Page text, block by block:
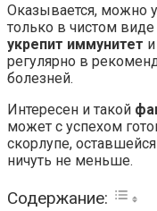
Оказывается, можно
только в чистом
укрепит иммунитет
регулярно в
болезней.
Интересен и такой
может с успехом
скорлупе,
ничуть не меньше.
Содержание: